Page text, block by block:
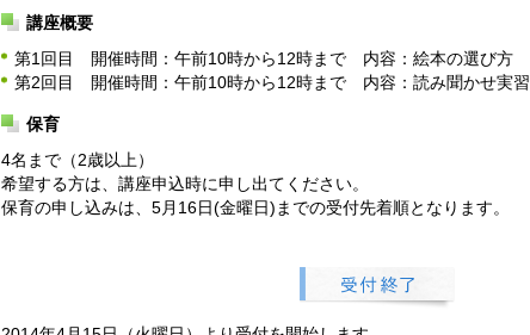
講座概要
第1回目 開催時間：午前10時から12時まで 内容：絵本の選び方
第2回目 開催時間：午前10時から12時まで 内容：読み聞かせ実習
保育
4名まで（2歳以上）
希望する方は、講座申込時に申し出てください。
保育の申し込みは、5月16日(金曜日)までの受付先着順となります。